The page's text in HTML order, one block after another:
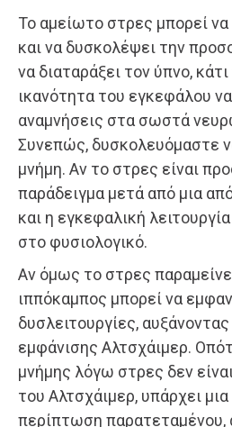
Το αμείωτο στρες μπορεί
και να δυσκολέψει την
να διαταράξει τον ύπνο,
ικανότητα του εγκεφάλου
αναμνήσεις στα σωστά
Συνεπώς, δυσκολευόμαστε
μνήμη. Αν το στρες είναι
παράδειγμα μετά από μια
και η εγκεφαλική
στο φυσιολογικό.
Αν όμως το στρες
ιππόκαμπος μπορεί να
δυσλειτουργίες,
εμφάνισης Αλτσχάιμερ.
μνήμης λόγω στρες δεν
του Αλτσχάιμερ, υπάρχει
περίπτωση παρατεταμένου,